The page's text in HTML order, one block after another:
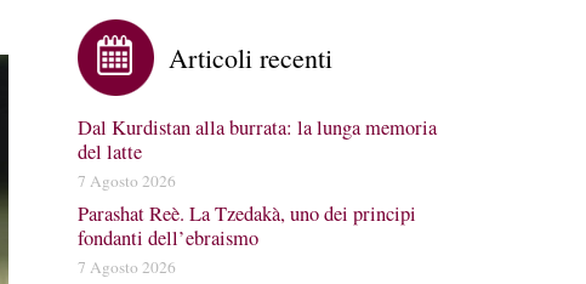
Articoli recenti
Dal Kurdistan alla burrata: la lunga memoria
del latte
7 Agosto 2026
Parashat Reè. La Tzedakà, uno dei principi
fondanti dell’ebraismo
7 Agosto 2026